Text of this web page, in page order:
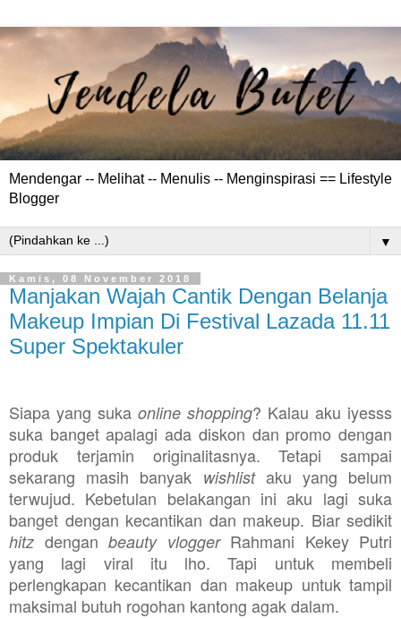
Mendengar -- Melihat -- Menulis -- Menginspirasi == Lifestyle
Blogger
▼
Kamis, 08 November 2018
Manjakan Wajah Cantik Dengan Belanja
Makeup Impian Di Festival Lazada 11.11
Super Spektakuler
Siapa yang suka online shopping? Kalau aku iyesss
suka banget apalagi ada diskon dan promo dengan
produk terjamin originalitasnya. Tetapi sampai
sekarang masih banyak wishlist aku yang belum
terwujud. Kebetulan belakangan ini aku lagi suka
banget dengan kecantikan dan makeup. Biar sedikit
hitz dengan beauty vloggerRahmani Kekey Putri
yang lagi viral itu lho. Tapi untuk membeli
perlengkapan kecantikan dan makeup untuk tampil
maksimal butuh rogohan kantong agak dalam.